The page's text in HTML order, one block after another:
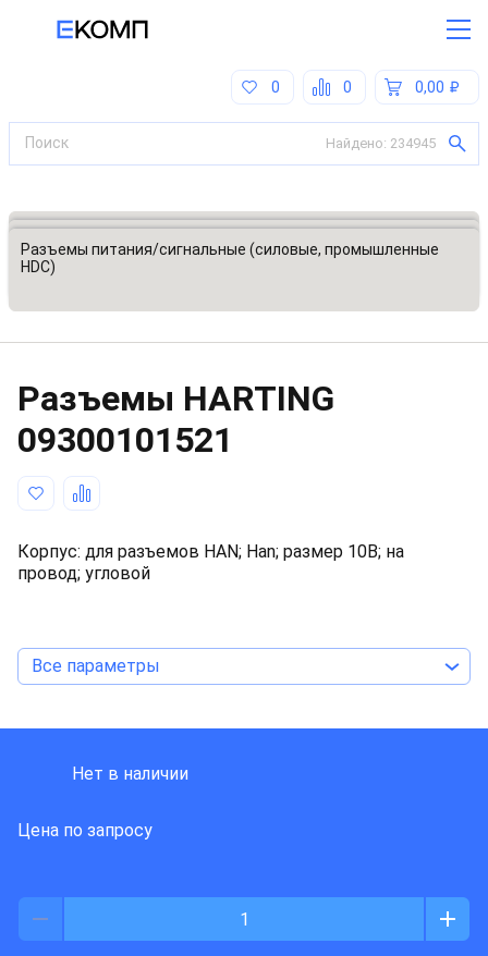
0,00
0
0
Найдено: 234945
Все категории
Разъемы, соединители
Разъемы питания/сигнальные (силовые, промышленные
HDC)
Разъeмы HARTING
09300101521
Корпус: для разъемов HAN; Han; размер 10B; на
провод; угловой
Все параметры
Нет в наличии
Цена по запросу